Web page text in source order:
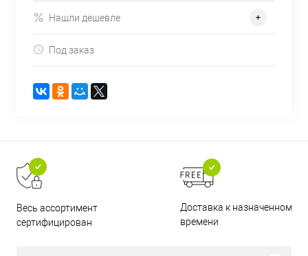
Нашли дешевле
Под заказ
Весь ассортимент
сертифицирован
Доставка к назначенному
времени